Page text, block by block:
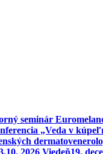
seminár
„Veda v
2026 Viedeň19.